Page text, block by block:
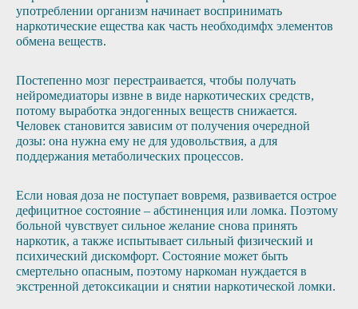
употреблении организм начинает воспринимать
наркотические ещества как часть необходимфх элементов
обмена веществ.
Постепенно мозг перестраивается, чтобы получать
нейромедиаторы извне в виде наркотических средств,
потому выработка эндогенных веществ снижается.
Человек становится зависим от получения очередной
дозы: она нужна ему не для удовольствия, а для
поддержания метаболических процессов.
Если новая доза не поступает вовремя, развивается острое
дефицитное состояние – абстиненция или ломка. Поэтому
больной чувствует сильное желание снова принять
наркотик, а также испытывает сильный физический и
психический дискомфорт. Состояние может быть
смертельно опасным, поэтому наркоман нуждается в
экстренной детоксикации и снятии наркотической ломки.